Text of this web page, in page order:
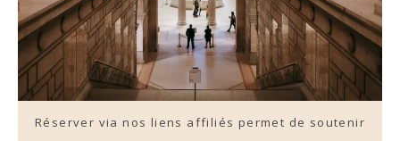
Réserver via nos liens affiliés permet de soutenir